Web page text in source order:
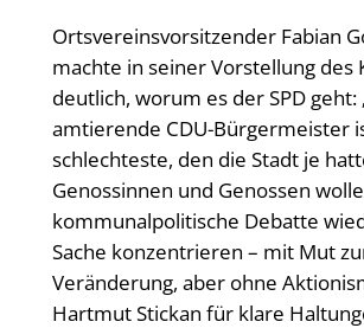
Ortsvereinsvorsitzender Fabian
machte in seiner Vorstellung des
deutlich, worum es der SPD geht:
amtierende CDU-Bürgermeister
schlechteste, den die Stadt je
Genossinnen und Genossen
kommunalpolitische Debatte
Sache konzentrieren – mit Mut
Veränderung, aber ohne
Hartmut Stickan für klare